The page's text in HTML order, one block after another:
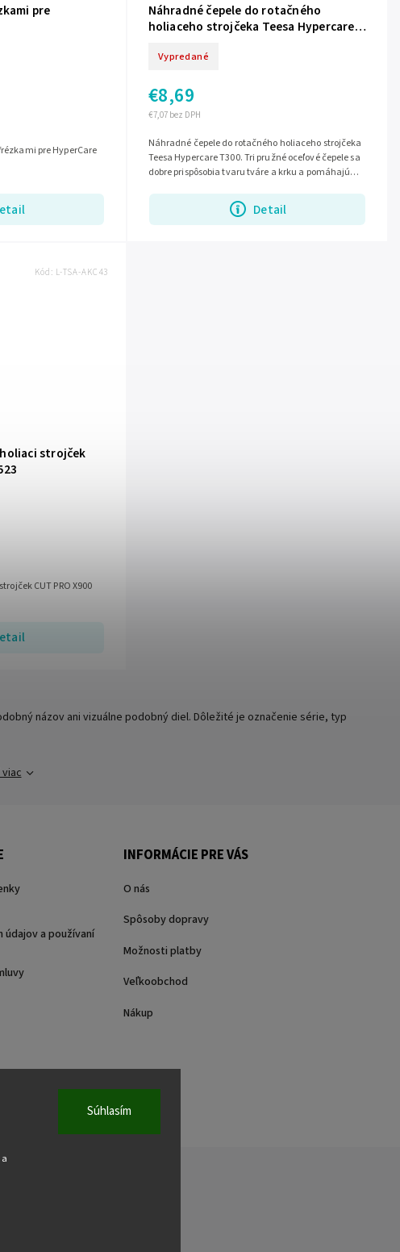
Súhlasím
pre
Náhradné čepele do rotačného
holiaceho strojčeka Teesa Hypercare
Vypredané
€7,07 bez DPH
€8,69
Detail
Náhradné čepele do rotačného holiaceho strojčeka
Teesa Hypercare T300. Tri pružné oceľové čepele sa
dobre prispôsobia tvaru tváre a krku a pomáhajú
strojček
CUT PRO X900
Kód: L-TSA-AKC43
názov ani vizuálne podobný diel. Dôležité je označenie série, typ
údajov a používaní
INFORMÁCIE PRE VÁS
O nás
Spôsoby dopravy
Možnosti platby
Veľkoobchod
Nákup